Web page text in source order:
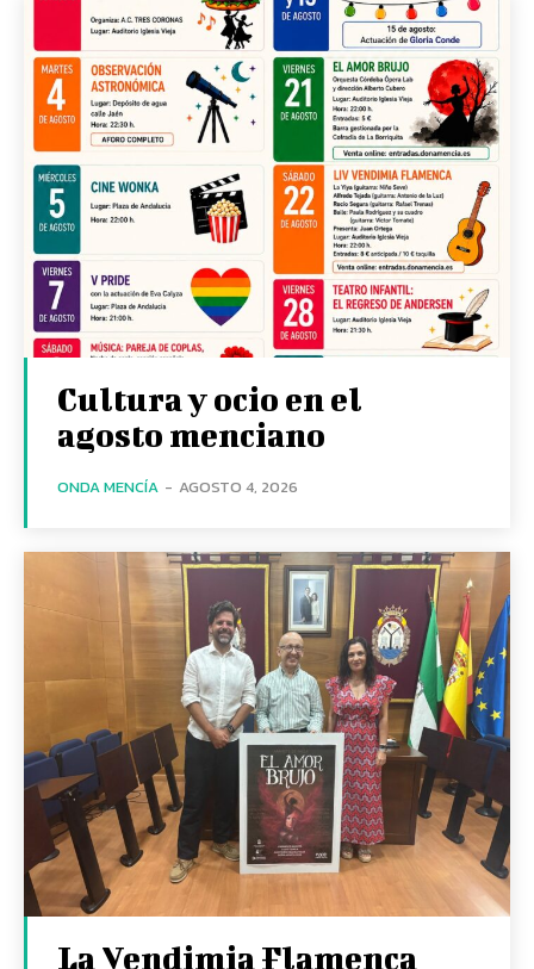
Cultura y ocio en el
agosto menciano
ONDA MENCÍA - AGOSTO 4, 2026
La Vendimia Flamenca